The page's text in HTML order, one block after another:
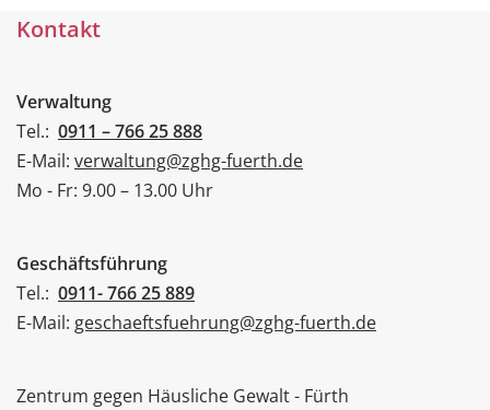
Kontakt
Verwaltung
Tel.: 0911 – 766 25 888
E-Mail: verwaltung@zghg-fuerth.de
Mo - Fr: 9.00 – 13.00 Uhr
Geschäftsführung
Tel.: 0911- 766 25 889
E-Mail: geschaeftsfuehrung@zghg-fuerth.de
Zentrum gegen Häusliche Gewalt - Fürth